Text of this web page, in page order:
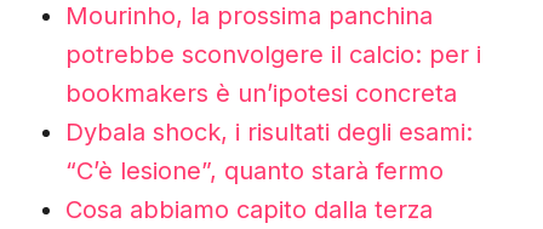
Mourinho, la prossima panchina
potrebbe sconvolgere il calcio: per i
bookmakers è un’ipotesi concreta
Dybala shock, i risultati degli esami:
“C’è lesione”, quanto starà fermo
Cosa abbiamo capito dalla terza